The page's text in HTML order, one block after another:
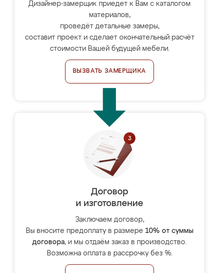
Дизайнер-замерщик приедет к Вам с каталогом
материалов,
проведёт детальные замеры,
составит проект и сделает окончательный расчёт
стоимости Вашей будущей мебели.
ВЫЗВАТЬ ЗАМЕРЩИКА
Договор
и изготовление
Заключаем договор,
Вы вносите предоплату в размере 10% от суммы
договора, и мы отдаём заказ в производство.
Возможна оплата в рассрочку без %.